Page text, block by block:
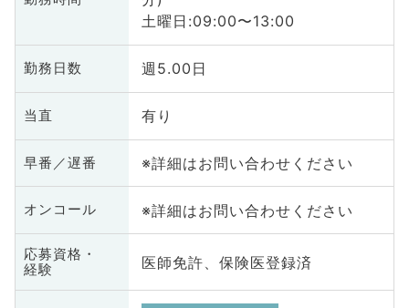
土曜日:09:00〜13:00
勤務日数 週5.00日
当直 有り
早番／遅番 ※詳細はお問い合わせください
オンコール ※詳細はお問い合わせください
応募資格・
経験
医師免許、保険医登録済